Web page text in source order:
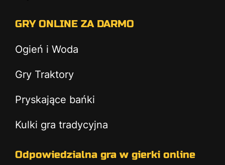
GRY ONLINE ZA DARMO
Ogień i Woda
Gry Traktory
Pryskające bańki
Kulki gra tradycyjna
Odpowiedzialna gra w gierki online